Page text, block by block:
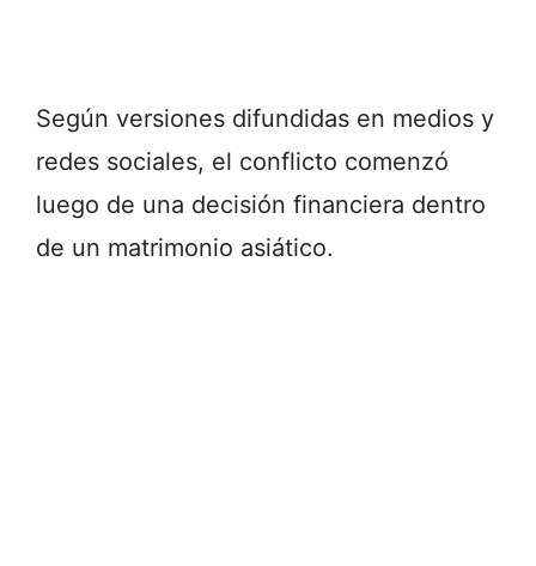
Según versiones difundidas en medios y
redes sociales, el conflicto comenzó
luego de una decisión financiera dentro
de un matrimonio asiático.